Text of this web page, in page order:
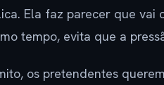
Ela faz parecer que vai
tempo, evita que a
os pretendentes